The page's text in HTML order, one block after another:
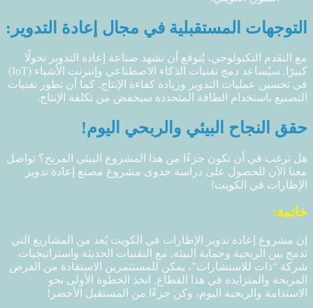
التوجهات المستقبلية في مجال إعادة التدوير:
مع التقدم التكنولوجي، يُتوقع أن تشهد صناعة إعادة التدوير تحولًا
كبيرًا. سيُساعد دمج تقنيات الذكاء الاصطناعي وإنترنت الأشياء (IoT)
في تحسين عمليات التدوير وزيادة كفاءة الإنتاج. كما أن تطور تقنيات
التصنيع باستخدام الطاقة المتجددة سيخفض من تكلفة الإنتاج.
حقق النجاح البيئي والربحي اليوم!
هل ترغب في أن تكون جزءًا من هذا المشروع البيئي المربح؟ تواصل
معنا الآن للحصول على دراسة جدوى مشروع مصنع إعادة تدوير
الإطارات في الكويت!
خاتمة:
إن مشروع إعادة تدوير الإطارات في الكويت يُعد من المشاريع التي
تدمج بين الربحية وحماية البيئة. مع التقنيات الحديثة واستراتيجيات
شركة “ذات للاستشارات”، يمكن للمستثمرين الاستفادة من الفرص
المربحة والمتزايدة في هذا القطاع. اتخذ الخطوة الأولى نحو
الاستدامة والربحية اليوم، وكن جزءًا من المستقبل الأخضر!